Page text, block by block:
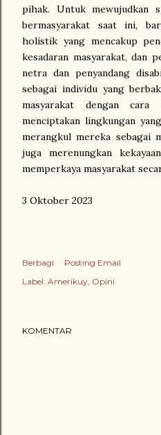
pihak. Untuk mewujudkan
bermasyarakat saat ini,
holistik yang mencakup
kesadaran masyarakat, dan
netra dan penyandang
sebagai individu yang
masyarakat dengan cara
menciptakan lingkungan
merangkul mereka sebagai
juga merenungkan
memperkaya masyarakat
3 Oktober 2023
Berbagi
Posting Email
Label: Amerikuy Opini
KOMENTAR